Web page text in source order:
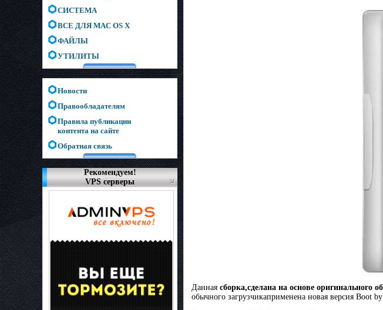
СИСТЕМА
ВСЕ ДЛЯ MAC OS X
ФАЙЛЫ
УТИЛИТЫ
Новости
Правообладателям
Правила публикации
контента на сайте
Обратная связь
Рекомендуем!
VPS серверы
Данная сборка,сделана на основе оригинального
обычного загрузчикаприменена новая версия Boot